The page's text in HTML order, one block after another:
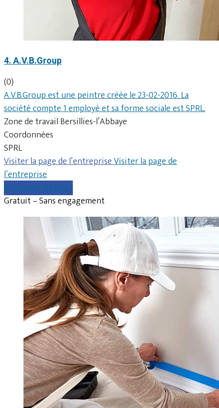
4. A.V.B.Group
(0)
A.V.B.Group est une peintre créée le 23-02-2016. La
société compte 1 employé et sa forme sociale est SPRL.
Zone de travail Bersillies-l’Abbaye
Coordonnées
SPRL
Visiter la page de l’entrepriseVisiter la page de
l’entreprise
Comparer les devis
Gratuit – Sans engagement